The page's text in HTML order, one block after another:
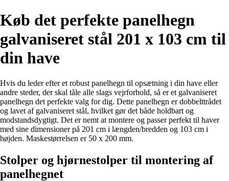
Køb det perfekte panelhegn
galvaniseret stål 201 x 103 cm til
din have
Hvis du leder efter et robust panelhegn til opsætning i din have eller
andre steder, der skal tåle alle slags vejrforhold, så er et galvaniseret
panelhegn det perfekte valg for dig. Dette panelhegn er dobbelttrådet
og lavet af galvaniseret stål, hvilket gør det både holdbart og
modstandsdygtigt. Det er nemt at montere og passer perfekt til haver
med sine dimensioner på 201 cm i længden/bredden og 103 cm i
højden. Maskestørrelsen er 50 x 200 mm.
Stolper og hjørnestolper til montering af
panelhegnet